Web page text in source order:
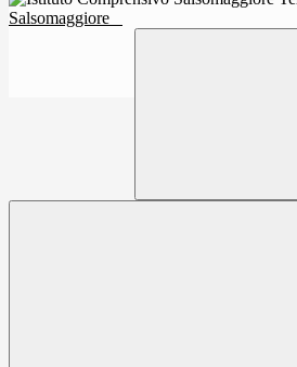
Salsomaggiore